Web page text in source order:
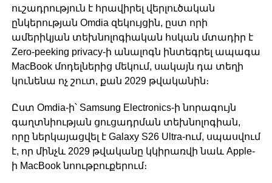
ուշադրություն է հրավիրել վերլուծական
ընկերության Omdia զեկույցին, ըստ որի
ամերիկյան տեխնոլոգիական հսկան մտադիր է
Zero-peeking privacy-ի անալոգն ինտեգրել ապագա
MacBook մոդելներից մեկում, սակայն դա տեղի
կունենա ոչ շուտ, քան 2029 թվականին։
Ըստ Omdia-ի՝ Samsung Electronics-ի նորագույն
գաղտնիության ցուցադրման տեխնոլոգիան,
որը ներկայացվել է Galaxy S26 Ultra-ում, սպասվում
է, որ մինչև 2029 թվականը կկիրառվի նաև Apple-
ի MacBook նոութբուքերում։